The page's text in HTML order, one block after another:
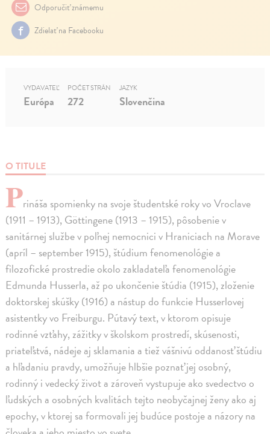
Odporučiť známemu
Zdielať na Facebooku
O TITULE
Prináša spomienky na svoje študentské roky vo Vroclave
(1911 – 1913), Göttingene (1913 – 1915), pôsobenie v
sanitárnej službe v poľnej nemocnici v Hraniciach na Morave
(apríl – september 1915), štúdium fenomenológie a
filozofické prostredie okolo zakladateľa fenomenológie
Edmunda Husserla, až po ukončenie štúdia (1915), zloženie
doktorskej skúšky (1916) a nástup do funkcie Husserlovej
asistentky vo Freiburgu. Pútavý text, v ktorom opisuje
rodinné vzťahy, zážitky v školskom prostredí, skúsenosti,
priateľstvá, nádeje aj sklamania a tiež vášnivú oddanosť štúdiu
a hľadaniu pravdy, umožňuje hlbšie poznať jej osobný,
rodinný i vedecký život a zároveň vystupuje ako svedectvo o
ľudských a osobných kvalitách tejto neobyčajnej ženy ako aj
epochy, v ktorej sa formovali jej budúce postoje a názory na
VYDAVATEĽ
Európa
POČET STRÁN
272
JAZYK
Slovenčina